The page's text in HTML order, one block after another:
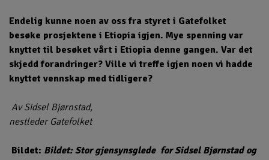
Endelig kunne noen av oss fra styret i Gatefolket
besøke prosjektene i Etiopia igjen. Mye spenning var
knyttet til besøket vårt i Etiopia denne gangen. Var det
skjedd forandringer? Ville vi treffe igjen noen vi hadde
knyttet vennskap med tidligere?
Av Sidsel Bjørnstad,
nestleder Gatefolket
Bildet: Bildet: Stor gjensynsglede for Sidsel Bjørnstad og